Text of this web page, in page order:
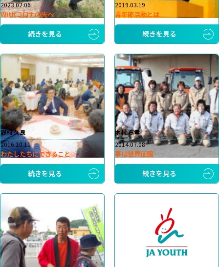
2023.02.06
Withコロナの先へ
続きを見る
2019.03.19
青年部活動とは
続きを見る
野村 久良
2016.10.11
わたしたちにできること
続きを見る
木村 嘉孝
2014.07.08
夢は世界征服
続きを見る